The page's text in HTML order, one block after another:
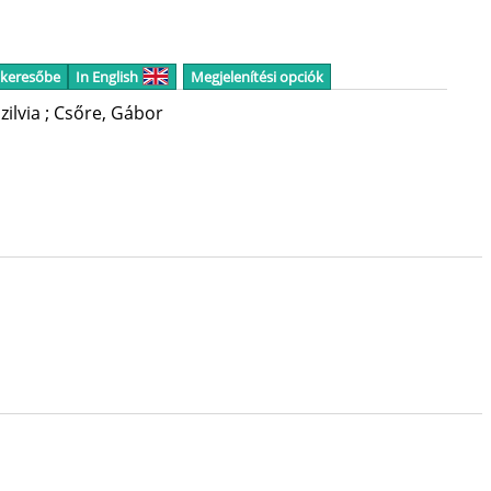
In English Megjelenítési opciók
; Csőre, Gábor